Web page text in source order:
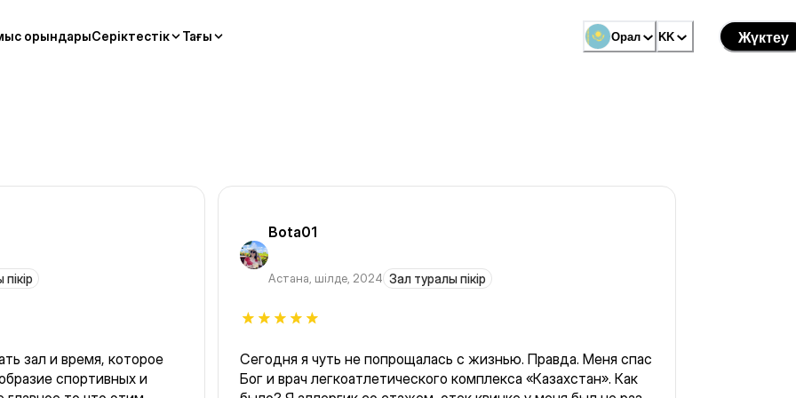
орындарыСеріктестік Тағы Орал KK Жүктеу
зал и время, которое
спортивных и
Bota01
Астана, шілде, 2024 Зал туралы пікір
Сегодня я чуть не попрощалась с жизнью. Правда. Меня спас
Бог и врач легкоатлетического комплекса «Казахстан». Как